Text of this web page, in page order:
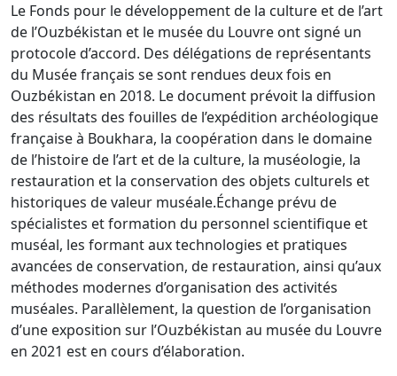
Le Fonds pour le développement de la culture et de l’art
de l’Ouzbékistan et le musée du Louvre ont signé un
protocole d’accord. Des délégations de représentants
du Musée français se sont rendues deux fois en
Ouzbékistan en 2018. Le document prévoit la diffusion
des résultats des fouilles de l’expédition archéologique
française à Boukhara, la coopération dans le domaine
de l’histoire de l’art et de la culture, la muséologie, la
restauration et la conservation des objets culturels et
historiques de valeur muséale.Échange prévu de
spécialistes et formation du personnel scientifique et
muséal, les formant aux technologies et pratiques
avancées de conservation, de restauration, ainsi qu’aux
méthodes modernes d’organisation des activités
muséales. Parallèlement, la question de l’organisation
d’une exposition sur l’Ouzbékistan au musée du Louvre
en 2021 est en cours d’élaboration.